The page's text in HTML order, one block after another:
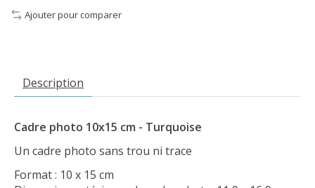
Ajouter pour comparer
Description
Cadre photo 10x15 cm - Turquoise
Un cadre photo sans trou ni trace
Format : 10 x 15 cm